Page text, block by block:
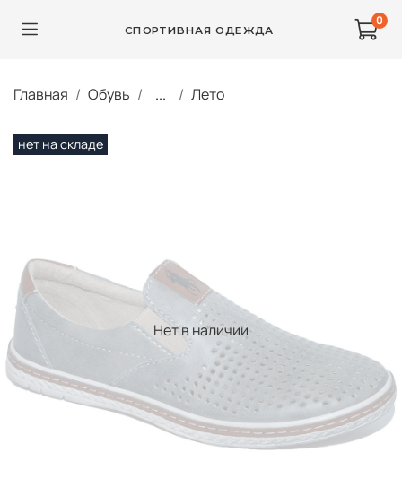
СПОРТИВНАЯ ОДЕЖДА
0
Главная Обувь ... Лето
Нет в наличии
нет на складе